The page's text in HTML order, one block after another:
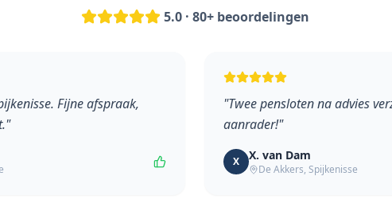
5.0 · 80+ beoordelingen
Fijne afspraak,
"
"Twee pensloten na advies
aanrader!"
X X. van Dam
De Akkers, Spijkenisse